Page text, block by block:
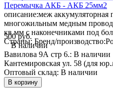
Перемычка АКБ - АКБ 25мм2
описание:меж аккумуляторная
многожильным медным
кв.мм с наконечниками под
Страны: Бренд/производство:
500 руб.
В наличии
Вавилова 9А стр 6.: В наличии
Кантемировская ул. 58 (для
Оптовый склад: В наличии
В корзину